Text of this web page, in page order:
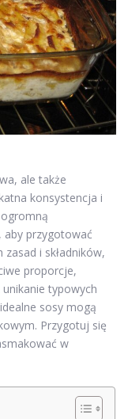
ale także
konsystencja i
aby przygotować
i składników,
proporcje,
typowych
sosy mogą
Przygotuj się
w